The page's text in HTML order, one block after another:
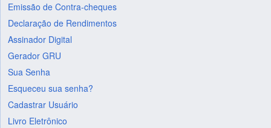
Emissão de Contra-cheques
Declaração de Rendimentos
Assinador Digital
Gerador GRU
Sua Senha
Esqueceu sua senha?
Cadastrar Usuário
Livro Eletrônico